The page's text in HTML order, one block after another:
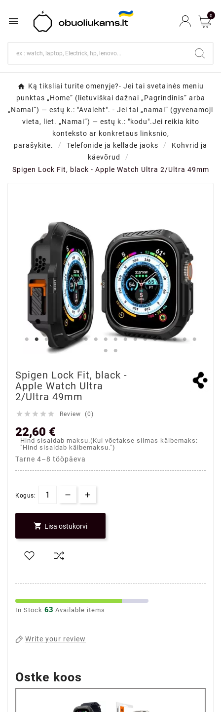
 0
Ką tiksliai turite omenyje?- Jei tai svetainės meniu
punktas „Home“ (lietuviškai dažnai „Pagrindinis“ arba
„Namai“) — estų k.: "Avaleht". - Jei tai „namai“ (gyvenamoji
vieta, liet. „Namai“) — estų k.: "kodu".Jei reikia kito
konteksto ar konkretaus linksnio,
parašykite.
Telefonide ja kellade jaoks
Kohvrid ja
käevõrud
Spigen Lock Fit, black - Apple Watch Ultra 2/Ultra 49mm
Spigen Lock Fit, black -
Apple Watch Ultra
2/Ultra 49mm
     Review (0)
22,60 €
Hind sisaldab maksu.(Kui võetakse silmas käibemaks:
"Hind sisaldab käibemaksu.")
Tarne 4–8 tööpäeva
Kogus:
 Lisa ostukorvi
In Stock 63 Available items
Write your review
Ostke koos